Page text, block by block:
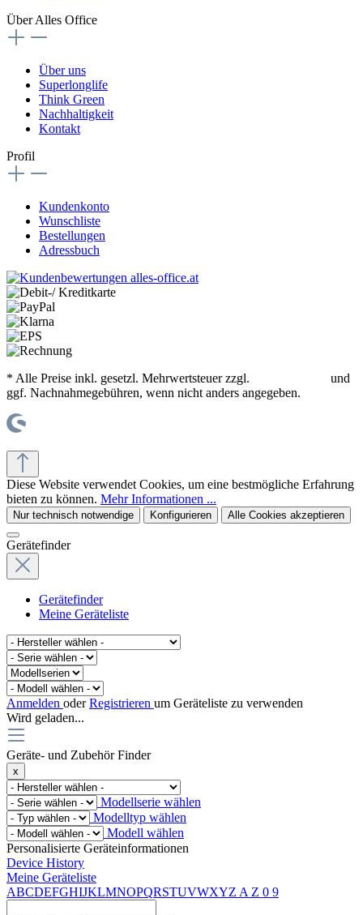
Über Alles Office
Über uns
Superlonglife
Think Green
Nachhaltigkeit
Kontakt
Profil
Kundenkonto
Wunschliste
Bestellungen
Adressbuch
* Alle Preise inkl. gesetzl. Mehrwertsteuer zzgl.
und
ggf. Nachnahmegebühren, wenn nicht anders angegeben.
Diese Website verwendet Cookies, um eine bestmögliche Erfahrung
bieten zu können. Mehr Informationen ...
Nur technisch notwendige Konfigurieren Alle Cookies akzeptieren
Gerätefinder
Gerätefinder
Meine Geräteliste
Anmelden oderRegistrieren um Geräteliste zu verwenden
Wird geladen...
Geräte- und Zubehör Finder
x
Modellserie wählen
Modelltyp wählen
Modell wählen
Personalisierte Geräteinformationen
Device History
Meine Geräteliste
ABCDEFGHIJKLMNOPQRSTUVWXYZ A Z 0 9